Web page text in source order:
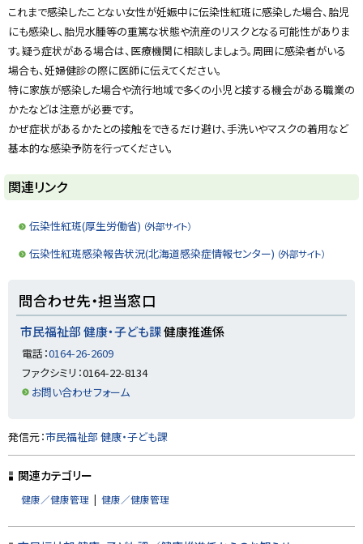
プ
に
戻
る
これまで感染したことない女性が妊娠中に伝染性紅斑に感染した場合、胎児
にも感染し、胎児水腫等の重篤な状態や流産のリスクとなる可能性がありま
す。疑う症状がある場合は、医療機関に相談しましょう。周囲に感染者がいる
場合も、妊婦健診の際に医師に伝えてください。
特に家族が感染した場合や流行地域で多くの小児と接する機会がある職業の
かたなどは注意が必要です。
かぜ症状があるかたとの接触をできるだけ避け、手洗いやマスクの着用など
基本的な感染予防を行ってください。
ト
ッ
関連リンク
伝染性紅斑(厚生労働省) （外部サイト）
伝染性紅斑感染報告状況(北海道感染症情報センター) （外部サイト）
問合わせ先・担当窓口
市民福祉部 健康・子ども課健康推進係
電話：0164-26-2609
ファクシミリ：0164-22-8134
お問い合わせフォーム
ト
ッ
プ
る
発信元：市民福祉部 健康・子ども課
関連カテゴリー
健康／健康管理 健康／健康管理